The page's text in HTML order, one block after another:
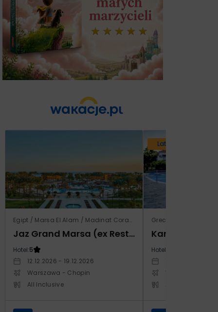
Egipt / Marsa El Alam / Madinat Coraya
Jaz Grand Marsa (ex Resta Grand Resort)
Hotel:5
12.12.2026 - 19.12.2026
Warszawa - Chopin
All Inclusive
Lato 2026
Grecja / Samos /
Kampos
Hotel:
Warszawa -